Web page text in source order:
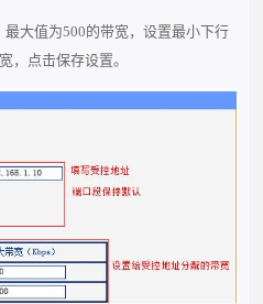
最大值为500的带宽，设置最小下行
，点击保存设置。